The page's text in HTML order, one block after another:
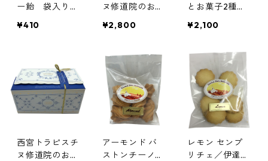
ー飴 袋入り／
燈台の聖母トラ
¥410
ヌ修道院のお菓
せ ロワイヤル
-GB1）／クッ
キーミックス、
西宮ガレット4
個入り、クッキ
ーテキサス、ク
ッキーココ
¥2,800
とお菓子2種詰
／シメイレッ
ックス、ガレッ
ト3個入り
¥2,100
西宮トラピスチ
ヌ修道院のお菓
アーモンド バ
ストンチーノ／
レモン センプ
リチェ／伊達カ